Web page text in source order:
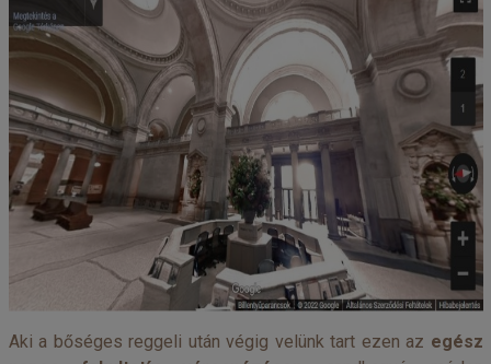
Aki a bőséges reggeli után végig velünk tart ezen az egész